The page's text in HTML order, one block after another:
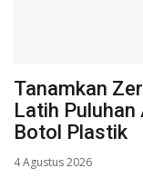
Tanamkan
Latih Puluhan
Botol Plastik
4 Agustus 2026